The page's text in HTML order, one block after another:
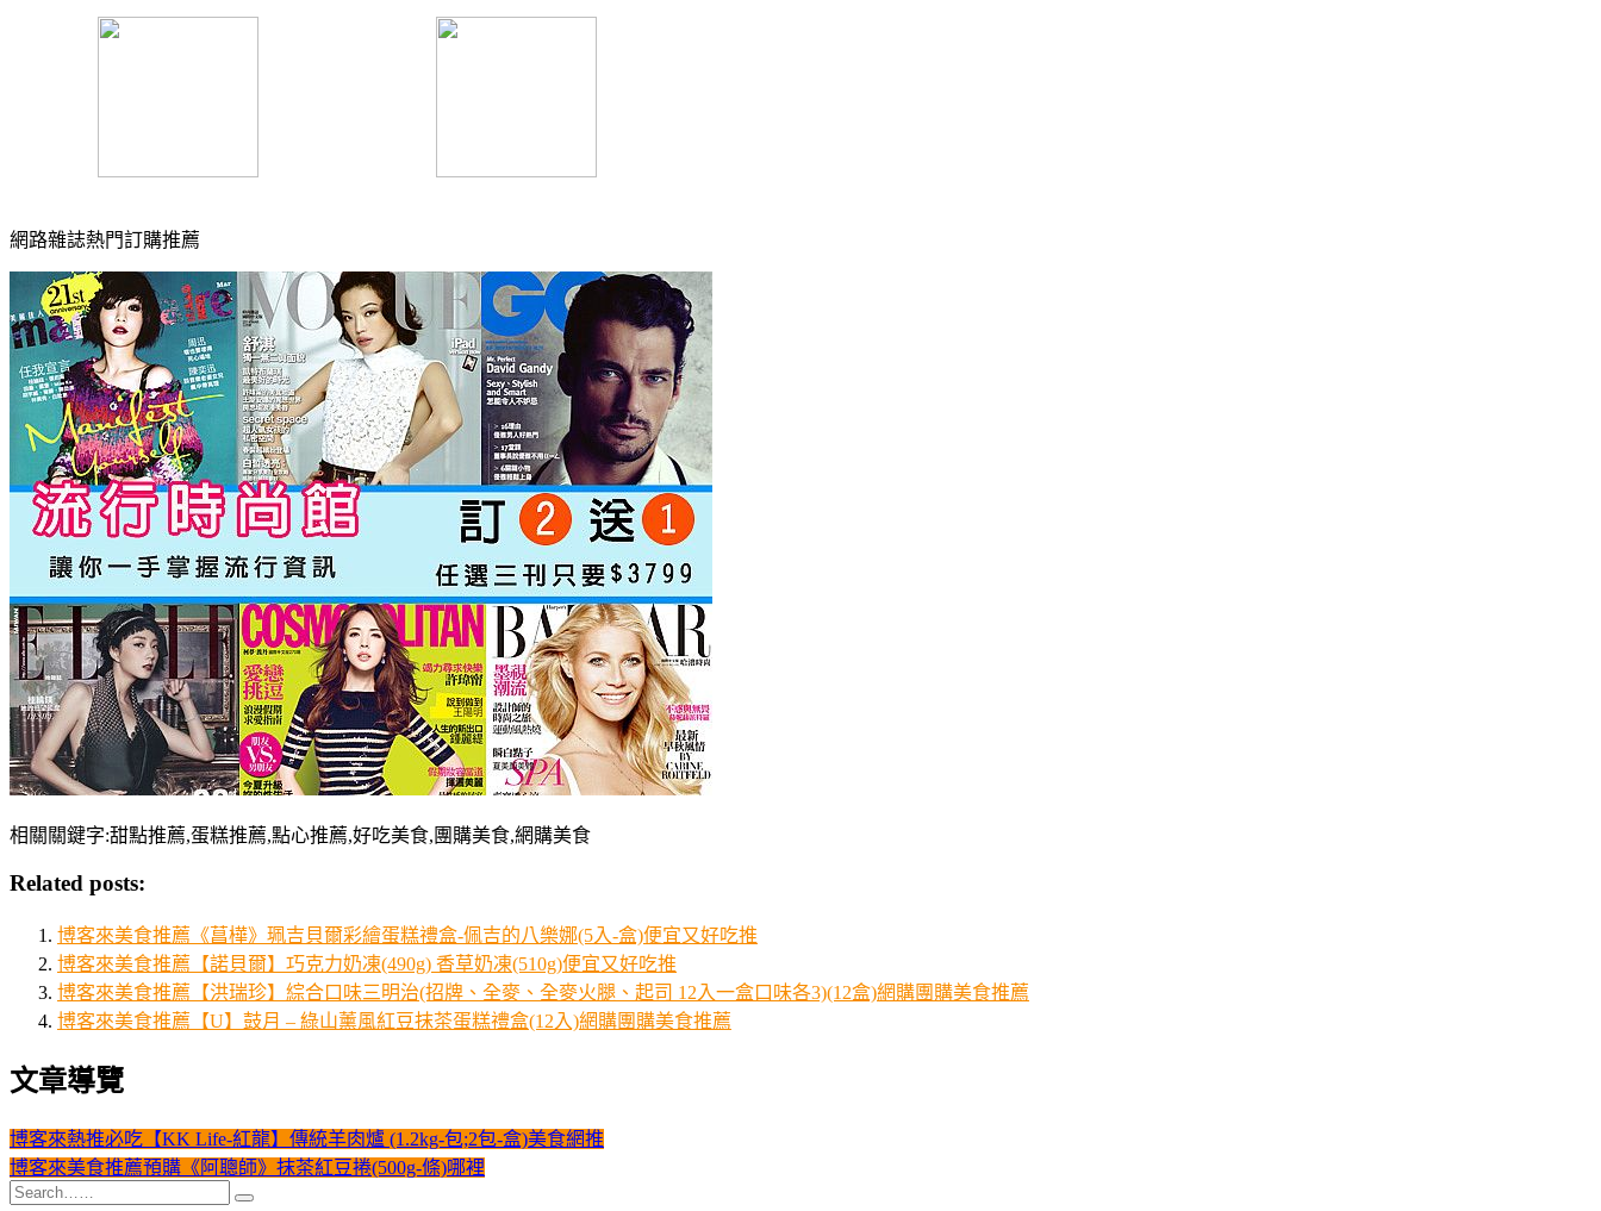
網路雜誌熱門訂購推薦
相關關鍵字:甜點推薦,蛋糕推薦,點心推薦,好吃美食,團購美食,網購美食
Related posts:
博客來美食推薦《菖樺》珮吉貝爾彩繪蛋糕禮盒-佩吉的八樂娜(5入-盒)便宜又好吃推
博客來美食推薦【諾貝爾】巧克力奶凍(490g) 香草奶凍(510g)便宜又好吃推
博客來美食推薦【洪瑞珍】綜合口味三明治(招牌、全麥、全麥火腿、起司 12入一盒口味各3)(12盒)網購團購美食推薦
博客來美食推薦【U】鼓月 – 綠山薰風紅豆抹茶蛋糕禮盒(12入)網購團購美食推薦
文章導覽
博客來熱推必吃【KK Life-紅龍】傳統羊肉爐 (1.2kg-包;2包-盒)美食網推
博客來美食推薦預購《阿聰師》抹茶紅豆捲(500g-條)哪裡